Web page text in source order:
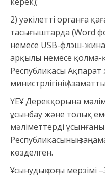
2) уәкілетті органға
тасығыштарда (Word
немесе USB-флэш-
арқылы немесе қолма-
Республикасы
министрлігінің
ҮЕҰ Дерекқорына
ұсынбау және толық
мәліметтерді
Республикасының
көзделген.
Ұсынудың соңғы мерзімі